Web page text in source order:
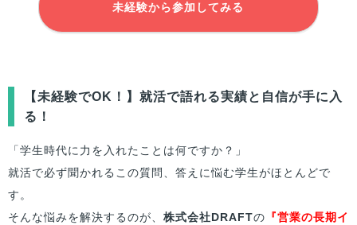
未経験から参加してみる
【未経験でOK！】就活で語れる実績と自信が手に入
る！
「学生時代に力を入れたことは何ですか？」
就活で必ず聞かれるこの質問、答えに悩む学生がほとんどで
す。
そんな悩みを解決するのが、 株式会社DRAFTの 『営業の長期イ